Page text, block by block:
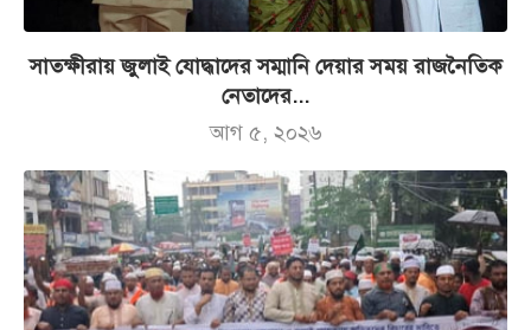
সাতক্ষীরায় জুলাই যোদ্ধাদের সম্মানি দেয়ার সময় রাজনৈতিক
নেতাদের...
আগ ৫, ২০২৬